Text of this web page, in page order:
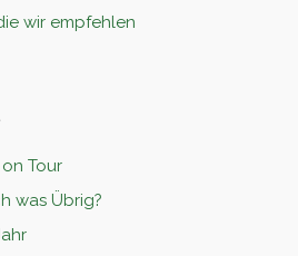
wir empfehlen
Tour
was Übrig?